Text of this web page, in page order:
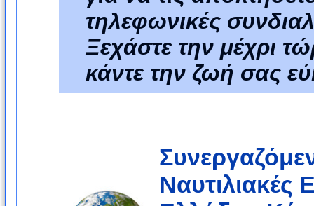
τηλεφωνικές
Ξεχάστε την μέχρι
κάντε την ζωή σας
Ναυτιλιακές